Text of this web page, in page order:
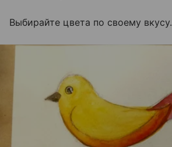
Выбирайте цвета по своему вкусу.